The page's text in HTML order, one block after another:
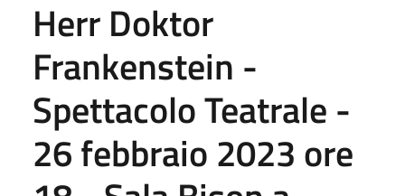
Herr Doktor
Frankenstein -
Spettacolo Teatrale -
26 febbraio 2023 ore